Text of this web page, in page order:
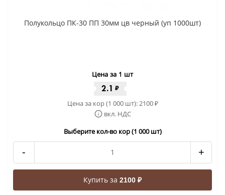
Полукольцо ПК-30 ПП 30мм цв черный (уп 1000шт)
Цена за 1 шт
2.1 ₽
Цена за кор (1 000 шт): 2100₽
вкл. НДС
Выберите кол-во кор (1 000 шт)
- +
Купить за 2100 ₽